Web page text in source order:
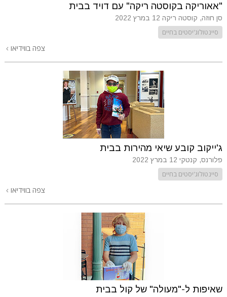
"אאוריקה בקוסטה ריקה" עם דויד בבית
סן חוזה, קוסטה ריקה 12 במרץ 2022
סיינטולוג'יסטים בחיים
צפה בווידיאו
ג'ייקוב קובע שיאי מהירות בבית
פלורנס, קנטקי 12 במרץ 2022
סיינטולוג'יסטים בחיים
צפה בווידיאו
שאיפות ל-"מעולה" של קול בבית